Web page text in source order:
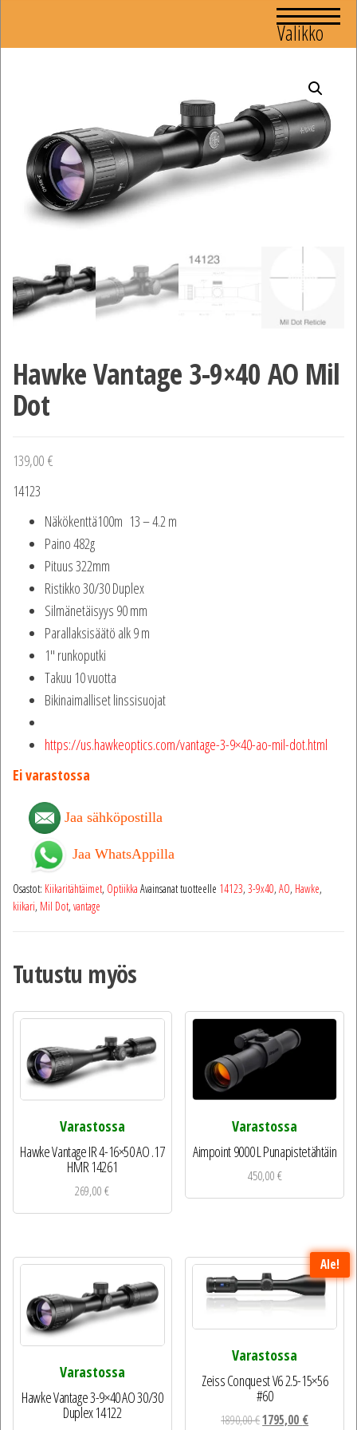
Valikko
Hawke Vantage 3-9×40 AO Mil
Dot
139,00 €
14123
Näkökenttä100m 13 – 4.2 m
Paino 482g
Pituus 322mm
Ristikko 30/30 Duplex
Silmänetäisyys 90 mm
Parallaksisäätö alk 9 m
1″ runkoputki
Takuu 10 vuotta
Bikinaimalliset linssisuojat
https://us.hawkeoptics.com/vantage-3-9×40-ao-mil-dot.html
Ei varastossa
Jaa sähköpostilla
Jaa WhatsAppilla
Osastot: Kiikaritähtäimet, Optiikka Avainsanat tuotteelle 14123, 3-9x40, AO, Hawke,
kiikari, Mil Dot, vantage
Tutustu myös
Varastossa
Hawke Vantage IR 4-16×50 AO .17
HMR 14261
269,00€
Varastossa
Aimpoint 9000 L Punapistetähtäin
450,00€
Varastossa
Hawke Vantage 3-9×40 AO 30/30
Duplex 14122
Ale!
Varastossa
Zeiss Conquest V6 2.5-15×56
#60
1890,00€Alkuperäinen
1795,00 €Nykyinen